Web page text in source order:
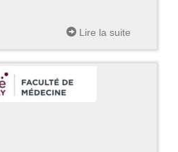
Lire la suite